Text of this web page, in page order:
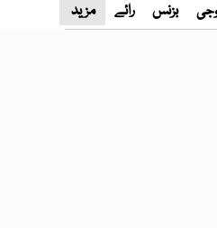
بزنس رائے مزید